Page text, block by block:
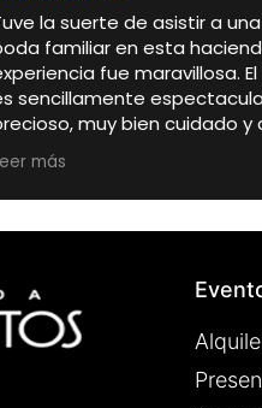
la suerte de asistir a una
familiar en esta
fue maravillosa.
sencillamente
muy bien cuidado y
un encanto especial que lo
en el escenario
un día tan importante.
momento fueron
atentos y muy
profesionales. Estuvieron
pendientes de cada detalle
más